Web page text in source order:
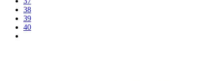
38
39
40